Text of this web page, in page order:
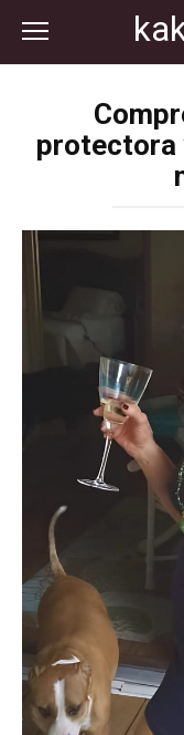
контенту
protectora